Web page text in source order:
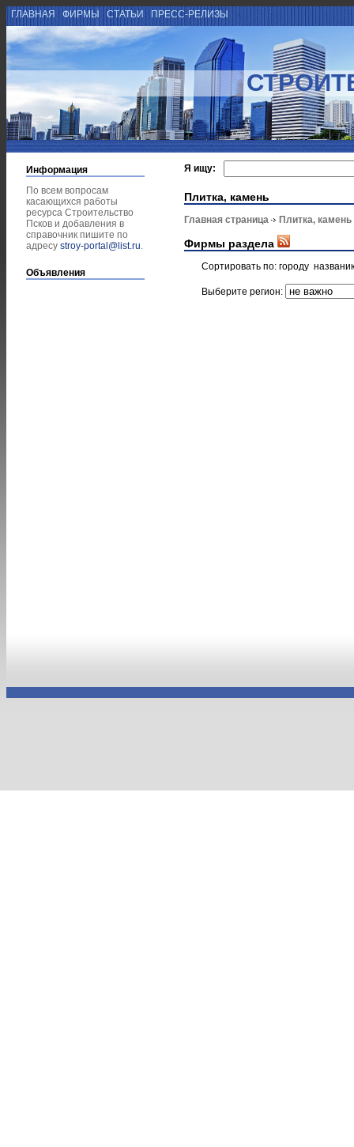
ГЛАВНАЯ ФИРМЫ СТАТЬИ ПРЕСС-РЕЛИЗЫ
Информация
По всем вопросам
касающихся работы
ресурса Строительство
Псков и добавления в
справочник пишите по
адресу stroy-portal@list.ru.
Объявления
Я ищу:
Плитка, камень
Главная страница Плитка, камень
Фирмы раздела
Сортировать по: городу
Выберите регион: